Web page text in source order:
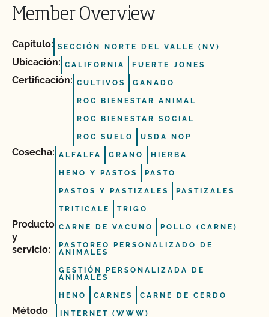
Member Overview
Capítulo: SECCIÓN NORTE DEL VALLE (NV)
Ubicación: CALIFORNIA FUERTE JONES
Certificación: CULTIVOS GANADO
ROC BIENESTAR ANIMAL
ROC BIENESTAR SOCIAL
ROC SUELO USDA NOP
Cosecha: ALFALFA GRANO HIERBA
HENO Y PASTOS PASTO
PASTOS Y PASTIZALES PASTIZALES
TRITICALE TRIGO
Producto
y
servicio:
CARNE DE VACUNO POLLO (CARNE)
PASTOREO PERSONALIZADO DE
ANIMALES
GESTIÓN PERSONALIZADA DE
ANIMALES
HENO CARNES CARNE DE CERDO
Método
INTERNET (WWW)